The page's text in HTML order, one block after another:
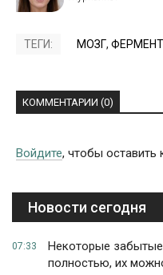
ТЕГИ: МОЗГ,
КОММЕНТАРИИ (0)
Войдите, чтобы оставить
Новости сегодня
07:33
Некоторые
полностью, их